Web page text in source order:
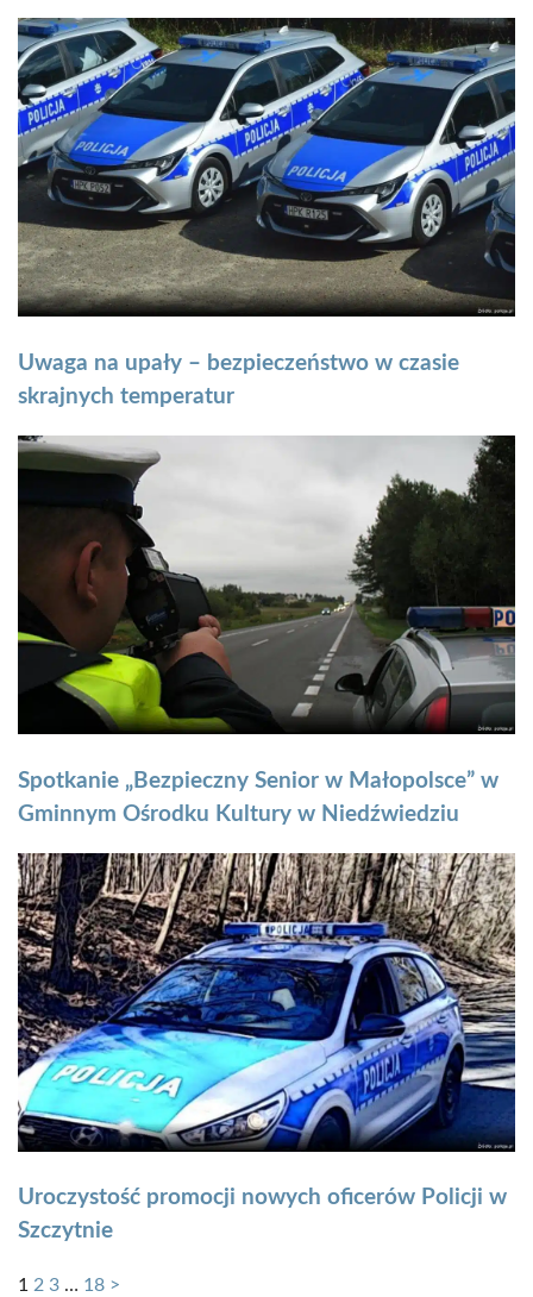
Uwaga na upały – bezpieczeństwo w czasie
skrajnych temperatur
Spotkanie „Bezpieczny Senior w Małopolsce” w
Gminnym Ośrodku Kultury w Niedźwiedziu
Uroczystość promocji nowych oficerów Policji w
Szczytnie
1 2 3 … 18 >